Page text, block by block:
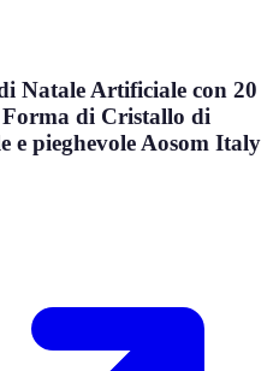
Natale Artificiale con 20
di Cristallo di
e pieghevole Aosom Italy